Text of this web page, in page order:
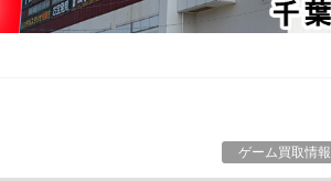
ゲーム買取情報